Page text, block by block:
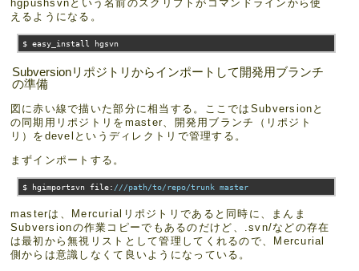
hgpushsvnという名前のスクリプトがコマンドラインから使
えるようになる。
$ easy_install hgsvn
Subversionリポジトリからインポートして開発用ブランチ
の準備
図に赤い線で描いた部分に相当する。ここではSubversionと
の同期用リポジトリをmaster、開発用ブランチ（リポジト
リ）をdevelというディレクトリで管理する。
まずインポートする。
$ hgimportsvn file: ///path/to/repo/trunk master
masterは、Mercurialリポジトリであると同時に、まんま
Subversionの作業コピーでもあるのだけど、.svn/などの存在
は最初から無視リストとして管理してくれるので、Mercurial
側からは意識しなくて良いようになっている。